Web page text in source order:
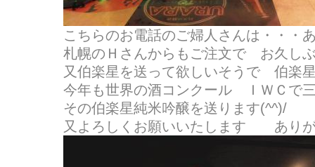
こちらのお電話のご婦人さんは・・
札幌のＨさんからもご注文で お久し
又伯楽星を送って欲しいそうで 伯楽
今年も世界の酒コンクール ＩＷＣで
その伯楽星純米吟醸を送ります(^^)/
又よろしくお願いいたします ありが